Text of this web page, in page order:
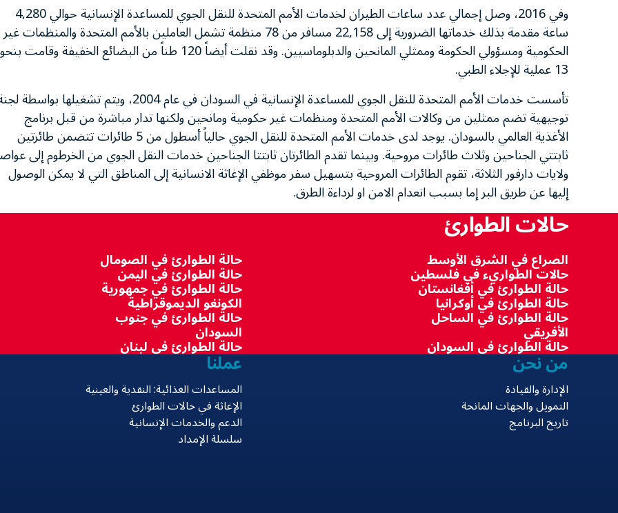
وفي2016، وصل إجمالي عدد ساعات الطيران لخدمات الأمم المتحدة للنقل الجوي للمساعدة الإنسانية حوالي4,280
ساعة مقدمة بذلك خدماتها الضرورية إلى22,158مسافر من78منظمة تشمل العاملين بالأمم المتحدة والمنظمات غير
الحكومية ومسؤولي الحكومة وممثلي المانحين والدبلوماسيين. وقد نقلت أيضاً120 طناً من البضائع الخفيفة وقامت بنحو
13عملية للإجلاء الطبي.
تأسست خدمات الأمم المتحدة للنقل الجوي للمساعدة الإنسانية في السودان في عام2004، ويتم تشغيلها بواسطة
توجيهية تضم ممثلين من وكالات الأمم المتحدة ومنظمات غير حكومية ومانحين ولكنها تدار مباشرة من قبل برنامج
الأغذية العالمي بالسودان. يوجد لدى خدمات الأمم المتحدة للنقل الجوي حالياً أسطول من5طائرات تتضمن طائرتين
ثابتتي الجناحين وثلاث طائرات مروحية. وبينما تقدم الطائرتان ثابتتا الجناحين خدمات النقل الجوي من الخرطوم إلى
ولايات دارفور الثلاثة، تقوم الطائرات المروحية بتسهيل سفر موظفي الإغاثة الانسانية إلى المناطق التي لا يمكن الوصول
إليها عن طريق البر إما بسبب انعدام الامن او لرداءة الطرق.
حالات الطوارئ
الصراع في الشرق الأوسط
حالات الطواريء في فلسطين
حالة الطوارئ في أفغانستان
حالة الطوارئ في أوكرانيا
حالة الطوارئ في الساحل
الأفريقي
حالة الطوارئ في السودان
حالة الطوارئ في الصومال
حالة الطوارئ في اليمن
حالة الطوارئ في جمهورية
الكونغو الديموقراطية
حالة الطوارئ في جنوب
السودان
حالة الطوارئ في لبنان من نحن
الإدارة والقيادة
التمويل والجهات المانحة
تاريخ البرنامج
عملنا
المساعدات الغذائية: النقدية والعينية
الإغاثة في حالات الطوارئ
الدعم والخدمات الإنسانية
سلسلة الإمداد